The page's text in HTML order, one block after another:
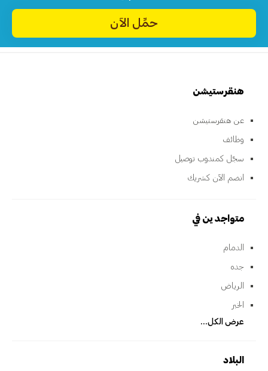
حمِّل الآن
هنقرستيشن
عن هنقرستيشن
وظائف
سجّل كمندوب توصيل
انضم الآن كشريك
متواجدين في
الدمام
جده
الرياض
الخبر
عرض الكل...
البلاد